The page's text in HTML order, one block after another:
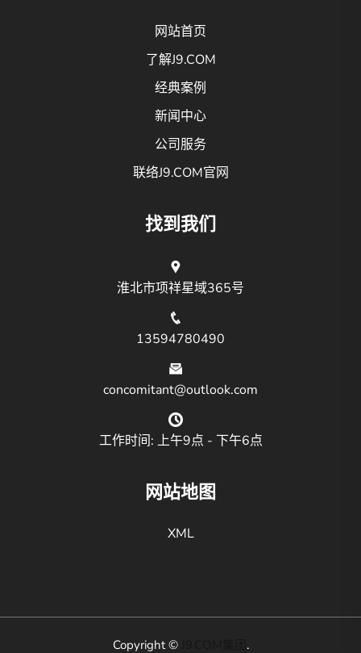
网站首页
了解J9.COM
经典案例
新闻中心
公司服务
联络J9.COM官网
找到我们
淮北市项祥星域365号
13594780490
concomitant@outlook.com
工作时间: 上午9点 - 下午6点
网站地图
XML
Copyright © .